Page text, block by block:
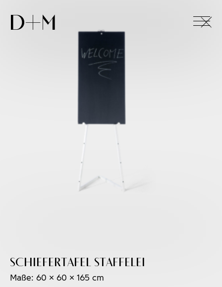
D+M +
Schiefertafel Staffelei
Maße: 60 x 60 x 165 cm